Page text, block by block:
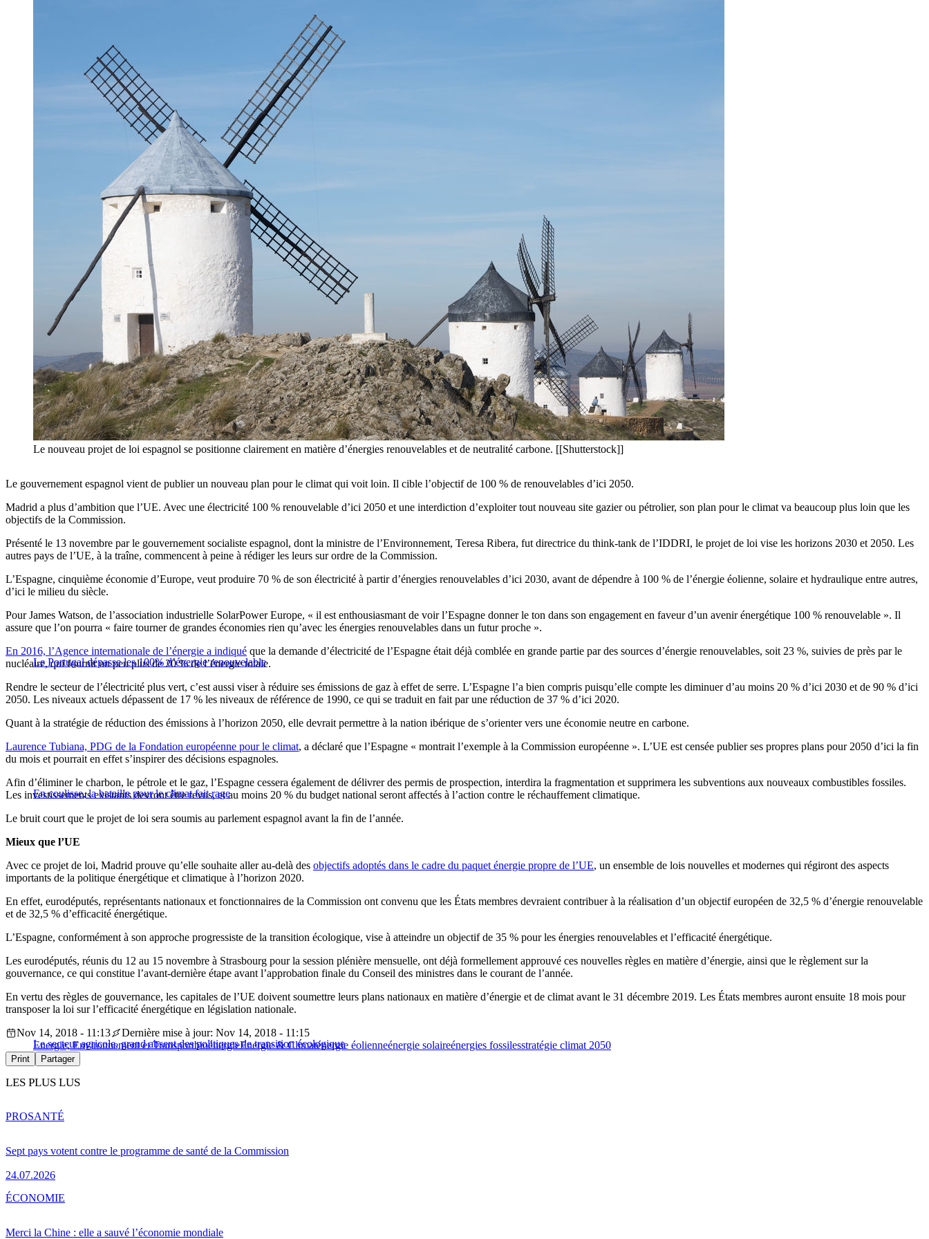
Le nouveau projet de loi espagnol se positionne clairement en matière d’énergies renouvelables et de neutralité carbone. [[Shutterstock]]
Le gouvernement espagnol vient de publier un nouveau plan pour le climat qui voit loin. Il cible l’objectif de 100 % de renouvelables d’ici 2050.
Madrid a plus d’ambition que l’UE. Avec une électricité 100 % renouvelable d’ici 2050 et une interdiction d’exploiter tout nouveau site gazier ou pétrolier, son plan pour le climat va beaucoup plus loin que les
objectifs de la Commission.
Présenté le 13 novembre par le gouvernement socialiste espagnol, dont la ministre de l’Environnement, Teresa Ribera, fut directrice du think-tank de l’IDDRI, le projet de loi vise les horizons 2030 et 2050. Les
autres pays de l’UE, à la traîne, commencent à peine à rédiger les leurs sur ordre de la Commission.
L’Espagne, cinquième économie d’Europe, veut produire 70 % de son électricité à partir d’énergies renouvelables d’ici 2030, avant de dépendre à 100 % de l’énergie éolienne, solaire et hydraulique entre autres,
d’ici le milieu du siècle.
Pour James Watson, de l’association industrielle SolarPower Europe, « il est enthousiasmant de voir l’Espagne donner le ton dans son engagement en faveur d’un avenir énergétique 100 % renouvelable ». Il
assure que l’on pourra « faire tourner de grandes économies rien qu’avec les énergies renouvelables dans un futur proche ».
Le Portugal dépasse les 100% d’énergie renouvelable
En 2016, l’Agence internationale de l’énergie a indiqué que la demande d’électricité de l’Espagne était déjà comblée en grande partie par des sources d’énergie renouvelables, soit 23 %, suivies de près par le
nucléaire, qui fournit un peu plus de 20 % de l’énergie totale.
Rendre le secteur de l’électricité plus vert, c’est aussi viser à réduire ses émissions de gaz à effet de serre. L’Espagne l’a bien compris puisqu’elle compte les diminuer d’au moins 20 % d’ici 2030 et de 90 % d’ici
2050. Les niveaux actuels dépassent de 17 % les niveaux de référence de 1990, ce qui se traduit en fait par une réduction de 37 % d’ici 2020.
Quant à la stratégie de réduction des émissions à l’horizon 2050, elle devrait permettre à la nation ibérique de s’orienter vers une économie neutre en carbone.
Laurence Tubiana, PDG de la Fondation européenne pour le climat, a déclaré que l’Espagne « montrait l’exemple à la Commission européenne ». L’UE est censée publier ses propres plans pour 2050 d’ici la fin
du mois et pourrait en effet s’inspirer des décisions espagnoles.
En coulisse, la bataille pour le climat fait rage
Afin d’éliminer le charbon, le pétrole et le gaz, l’Espagne cessera également de délivrer des permis de prospection, interdira la fragmentation et supprimera les subventions aux nouveaux combustibles fossiles.
Les investissements existants devront être revus, et au moins 20 % du budget national seront affectés à l’action contre le réchauffement climatique.
Le bruit court que le projet de loi sera soumis au parlement espagnol avant la fin de l’année.
Mieux que l’UE
Avec ce projet de loi, Madrid prouve qu’elle souhaite aller au-delà des objectifs adoptés dans le cadre du paquet énergie propre de l’UE, un ensemble de lois nouvelles et modernes qui régiront des aspects
importants de la politique énergétique et climatique à l’horizon 2020.
En effet, eurodéputés, représentants nationaux et fonctionnaires de la Commission ont convenu que les États membres devraient contribuer à la réalisation d’un objectif européen de 32,5 % d’énergie renouvelable
et de 32,5 % d’efficacité énergétique.
L’Espagne, conformément à son approche progressiste de la transition écologique, vise à atteindre un objectif de 35 % pour les énergies renouvelables et l’efficacité énergétique.
Les eurodéputés, réunis du 12 au 15 novembre à Strasbourg pour la session plénière mensuelle, ont déjà formellement approuvé ces nouvelles règles en matière d’énergie, ainsi que le règlement sur la
gouvernance, ce qui constitue l’avant-dernière étape avant l’approbation finale du Conseil des ministres dans le courant de l’année.
En vertu des règles de gouvernance, les capitales de l’UE doivent soumettre leurs plans nationaux en matière d’énergie et de climat avant le 31 décembre 2019. Les États membres auront ensuite 18 mois pour
transposer la loi sur l’efficacité énergétique en législation nationale.
Le secteur agricole, grand absent des politiques de transition écologique
Nov 14, 2018 - 11:13
Dernière mise à jour: Nov 14, 2018 - 11:15
Energie, Environnement et TransportbioénergieEnergie & Climaténergie éolienneénergie solaireénergies fossilesstratégie climat 2050
Print Partager
LES PLUS LUS
Sept pays votent contre le programme de santé de la Commission
24.07.2026
PROSANTÉ
Merci la Chine : elle a sauvé l’économie mondiale
ÉCONOMIE